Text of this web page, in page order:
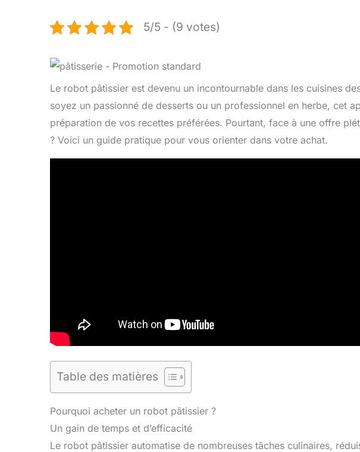
5/5 - (9 votes)
Le robot pâtissier est devenu un incontournable dans les cuisines
soyez un passionné de desserts ou un professionnel en herbe, cet
préparation de vos recettes préférées. Pourtant, face à une offre
? Voici un guide pratique pour vous orienter dans votre achat.
Table des matières
Pourquoi acheter un robot pâtissier ?
Un gain de temps et d’efficacité
Le robot pâtissier automatise de nombreuses tâches culinaires,